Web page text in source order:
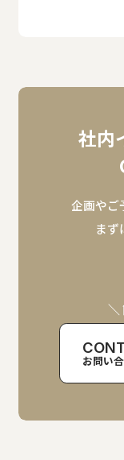
社内
企画やご
まず
＼
お問い